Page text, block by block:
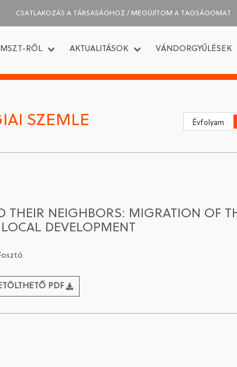
CSATLAKOZÁS A TÁRSASÁGHOZ / MEGÚJÍTOM A TAGSÁGOMAT
RŐL AKTUALITÁSOK VÁNDORGYŰLÉSEK
SZEMLE
THEIR NEIGHBORS: MIGRATION OF
DEVELOPMENT
PDF